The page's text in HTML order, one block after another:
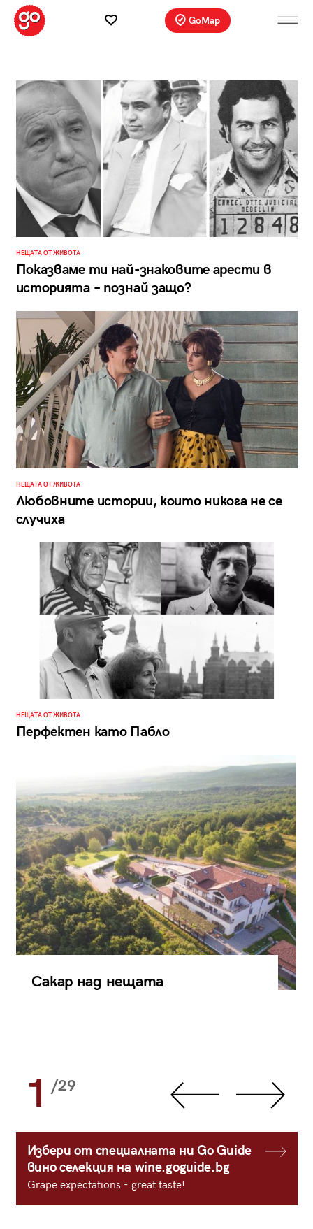
GoMap
НЕЩАТА ОТ ЖИВОТА
Показваме ти най-знаковите арести в
историята – познай защо?
НЕЩАТА ОТ ЖИВОТА
Любовните истории, които никога не се
случиха
НЕЩАТА ОТ ЖИВОТА
Перфектен като Пабло
Сакар над нещата
1 /29
Избери от специалната ни Go Guide
вино селекция на wine.goguide.bg
Grape expectations - great taste!